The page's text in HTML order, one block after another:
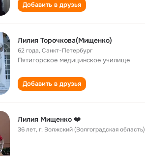
Добавить в друзья
Лилия Торочкова(Мищенко)
62 года,Санкт-Петербург
Пятигорское медицинское училище
Добавить в друзья
Лилия Мищенко ❤️
36 лет,г. Волжский (Волгоградская область)